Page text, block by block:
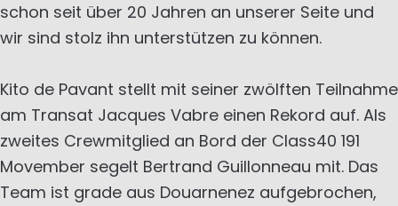
schon seit über 20 Jahren an unserer Seite und
wir sind stolz ihn unterstützen zu können.
Kito de Pavant stellt mit seiner zwölften Teilnahme
am Transat Jacques Vabre einen Rekord auf. Als
zweites Crewmitglied an Bord der Class40 191
Movember segelt Bertrand Guillonneau mit. Das
Team ist grade aus Douarnenez aufgebrochen,